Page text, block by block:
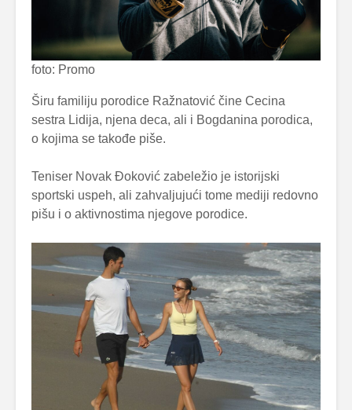
foto: Promo
Širu familiju porodice Ražnatović čine Cecina
sestra Lidija, njena deca, ali i Bogdanina porodica,
o kojima se takođe piše.
Teniser Novak Đoković zabeležio je istorijski
sportski uspeh, ali zahvaljujući tome mediji redovno
pišu i o aktivnostima njegove porodice.